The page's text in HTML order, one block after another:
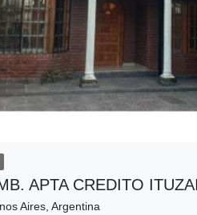
APTA CREDITO
Aires, Argentina